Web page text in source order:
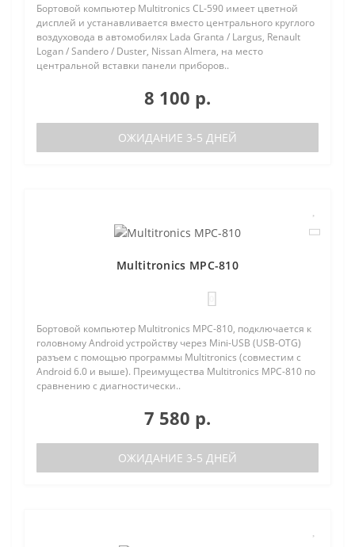
Бортовой компьютер Multitronics CL-590 имеет цветной
дисплей и устанавливается вместо центрального круглого
воздуховода в автомобилях Lada Granta / Largus, Renault
Logan / Sandero / Duster, Nissan Almera, на место
центральной вставки панели приборов..
8 100 р.
ОЖИДАНИЕ 3-5 ДНЕЙ
Multitronics MPC-810
Бортовой компьютер Multitronics MPC-810, подключается к
головному Android устройству через Mini-USB (USB-OTG)
разъем с помощью программы Multitronics (совместим с
Android 6.0 и выше). Преимущества Multitronics MPC-810 по
сравнению с диагностически..
7 580 р.
ОЖИДАНИЕ 3-5 ДНЕЙ